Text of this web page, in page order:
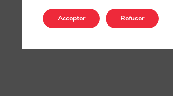
Accepter Refuser